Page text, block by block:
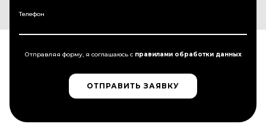
Телефон
Отправляя форму, я соглашаюсь c правилами обработки данных
ОТПРАВИТЬ ЗАЯВКУ
ОТПРАВИТЬ ЗАЯВКУ